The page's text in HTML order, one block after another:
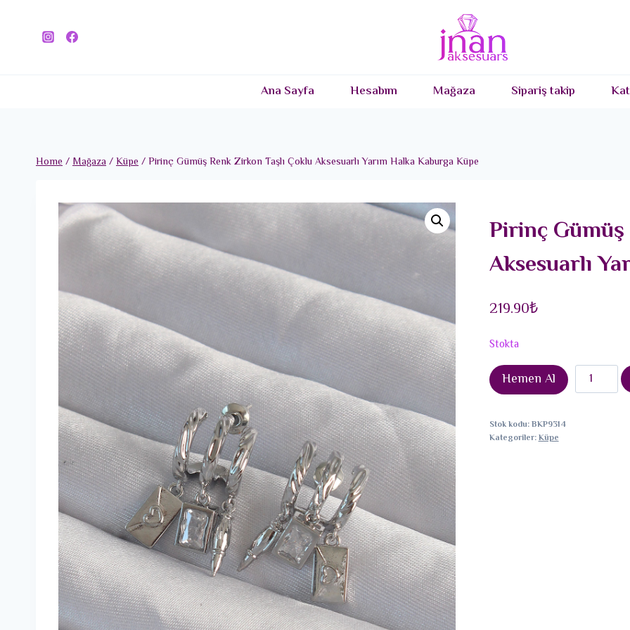
Ana Sayfa Hesabım Mağaza Sipariş takip
Home/Mağaza/Küpe/Pirinç Gümüş Renk Zirkon Taşlı Çoklu Aksesuarlı Yarım Halka Kaburga Küpe
Pirinç Gümüş
Aksesuarlı
219.90₺
Stokta
Hemen Al
Pirinç
Gümüş
Stok kodu:BKP9314
Kategoriler:Küpe